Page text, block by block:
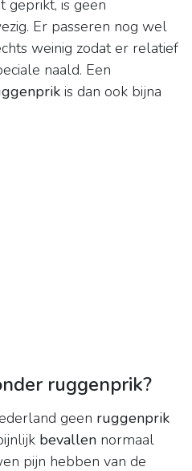
geprikt, is geen
Er passeren nog wel
weinig zodat er relatief
naald. Een
is dan ook bijna
ruggenprik?
geen ruggenprik
bevallen normaal
pijn hebben van de